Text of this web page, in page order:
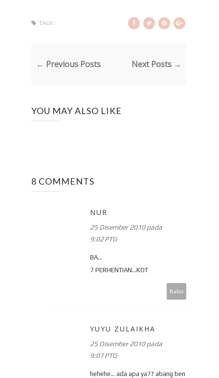
TAGS :
← Previous Posts Next Posts →
YOU MAY ALSO LIKE
8 COMMENTS
NUR
25 Disember 2010 pada
9:02 PTG
BA...
7 PERHENTIAN...KOT
Balas
YUYU ZULAIKHA
25 Disember 2010 pada
9:07 PTG
hehehe... ada apa ya?? abang ben